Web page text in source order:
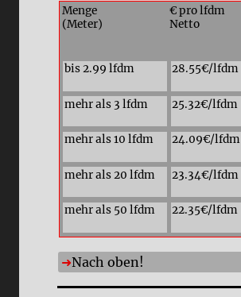
Menge
(Meter)
€ pro lfdm
Netto
bis 2.99 lfdm 28.55€/lfdm
mehr als 3 lfdm 25.32€/lfdm
mehr als 10 lfdm 24.09€/lfdm
mehr als 20 lfdm 23.34€/lfdm
mehr als 50 lfdm 22.35€/lfdm
Nach oben!